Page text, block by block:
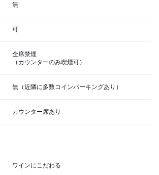
無
可
全席禁煙
（カウンターのみ喫煙可）
無（近隣に多数コインパーキングあり）
カウンター席あり
ワインにこだわる